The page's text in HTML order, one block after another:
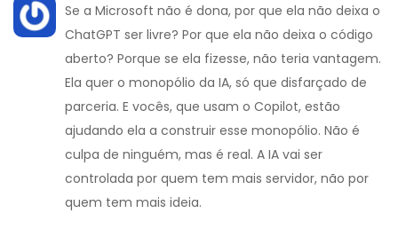
Se a Microsoft não é dona, por que ela não deixa o
ChatGPT ser livre? Por que ela não deixa o código
aberto? Porque se ela fizesse, não teria vantagem.
Ela quer o monopólio da IA, só que disfarçado de
parceria. E vocês, que usam o Copilot, estão
ajudando ela a construir esse monopólio. Não é
culpa de ninguém, mas é real. A IA vai ser
controlada por quem tem mais servidor, não por
quem tem mais ideia.